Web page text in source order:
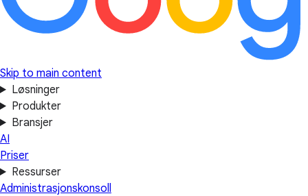
Skip to main content
Løsninger
Produkter
Bransjer
AI
Priser
Ressurser
Administrasjonskonsoll